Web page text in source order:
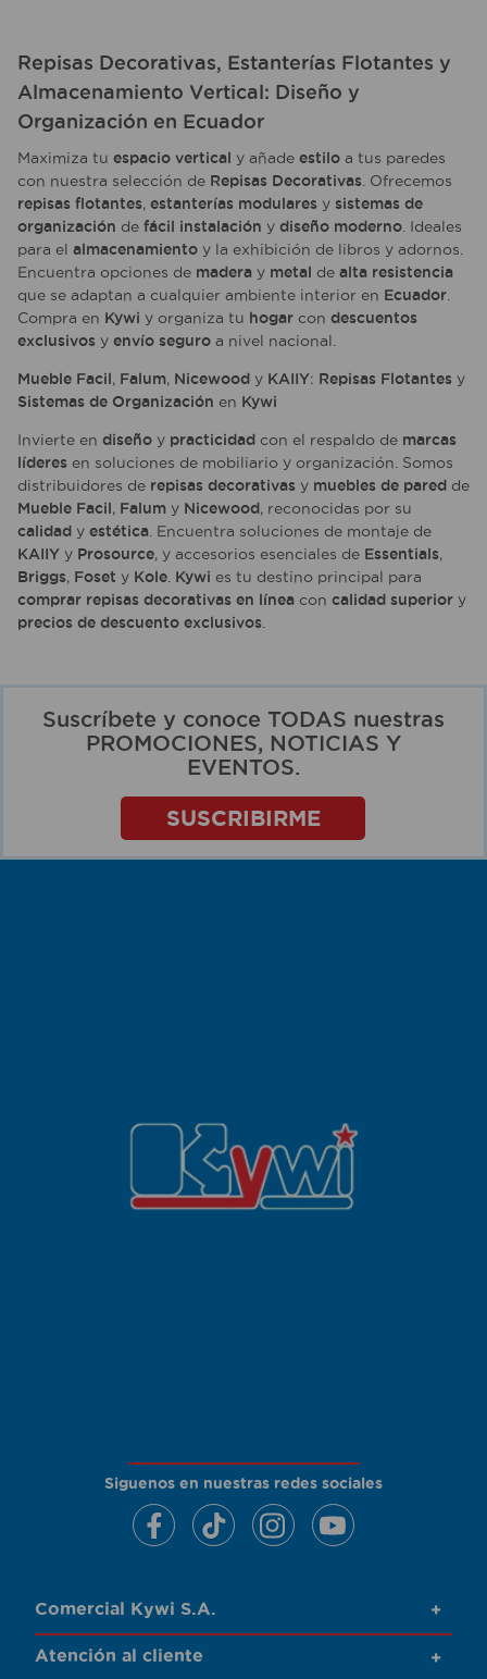
Repisas Decorativas, Estanterías Flotantes y
Almacenamiento Vertical: Diseño y
Organización en Ecuador
Maximiza tu espacio vertical y añade estilo a tus paredes
con nuestra selección de Repisas Decorativas . Ofrecemos
repisas flotantes, estanterías modulares y sistemas de
organización de fácil instalación y diseño moderno . Ideales
para el almacenamiento y la exhibición de libros y adornos.
Encuentra opciones de madera y metal de alta resistencia
que se adaptan a cualquier ambiente interior en Ecuador
Compra en Kywi y organiza tu hogar con descuentos
exclusivos y envío seguro a nivel nacional.
Mueble Facil, Falum, Nicewood y KAIIY: Repisas Flotantes y
Sistemas de Organización en Kywi
Invierte en diseño y practicidad con el respaldo de marcas
líderes en soluciones de mobiliario y organización. Somos
distribuidores de repisas decorativas y muebles de pared de
Mueble Facil, Falum y Nicewood, reconocidas por su
calidad y estética . Encuentra soluciones de montaje de
KAIIY y Prosource, y accesorios esenciales de Essentials,
Briggs, Foset y Kole Kywi es tu destino principal para
comprar repisas decorativas en línea con calidad superior y
precios de descuento exclusivos
Suscríbete y conoce TODAS nuestras
PROMOCIONES, NOTICIAS Y
EVENTOS.
SUSCRIBIRME
Siguenos en nuestras redes sociales
Comercial Kywi S.A. +
Atención al cliente +